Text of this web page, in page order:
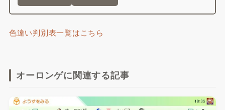
色違い判別表一覧はこちら
オーロンゲに関連する記事